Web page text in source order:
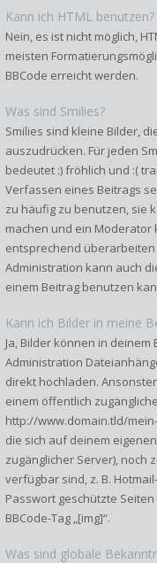
Kann ich HTML benutzen?
Nein, es ist nicht möglich,
meisten
BBCode erreicht werden.
Was sind Smilies?
Smilies sind kleine Bilder,
auszudrücken. Für jeden
bedeutet :) fröhlich und :(
Verfassen eines Beitrags
zu häufig zu benutzen, sie
machen und ein
entsprechend
Administration kann auch
einem Beitrag benutzen
Kann ich Bilder in meine
Ja, Bilder können in
Administration
direkt hochladen.
einem öffentlich
http://www.domain.tld/
die sich auf deinem
zugänglicher Server), noch
verfügbar sind, z. B.
Passwort geschützte
BBCode-Tag „[img]“.
Was sind globale